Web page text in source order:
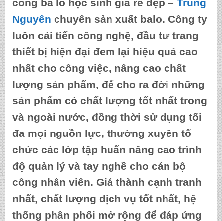
công ba lô học sinh giá rẻ đẹp – Trung
Nguyên chuyên sản xuất balo. Công ty
luôn cải tiến công nghệ, đầu tư trang
thiết bị hiện đại đem lại hiệu quả cao
nhất cho công việc, nâng cao chất
lượng sản phẩm, để cho ra đời những
sản phẩm có chất lượng tốt nhất trong
và ngoài nước, đồng thời sử dụng tối
đa mọi nguồn lực, thường xuyên tổ
chức các lớp tập huấn nâng cao trình
độ quản lý và tay nghề cho cán bộ
công nhân viên. Giá thành cạnh tranh
nhất, chất lượng dịch vụ tốt nhất, hệ
thống phân phối mở rộng để đáp ứng